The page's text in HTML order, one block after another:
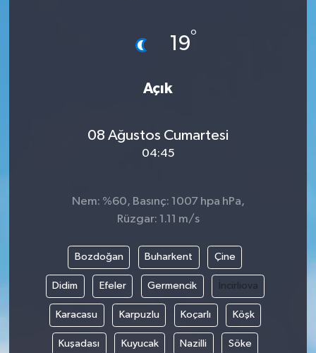
19°
Açık
08 Ağustos Cumartesi
04:45
Nem: %60, Basınç: 1007 hpa hPa,
Rüzgar: 1.11 m/s
Bozdoğan Buharkent Çine
Didim Efeler Germencik İncirliova
Karacasu Karpuzlu Koçarlı Köşk
Kuşadası Kuyucak Nazilli Söke